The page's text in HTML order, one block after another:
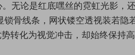
无论是红底嘿丝的霓虹光影，
骨线条，网状镂空透视装若隐
转化为视觉冲击，却始终保持